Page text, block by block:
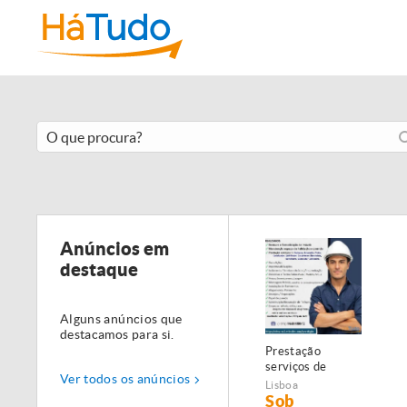
Anúncios em
destaque
Alguns anúncios que
destacamos para si.
Ver todos os anúncios
Prestação
serviços de
Manutenção,
Restauro e
Lisboa
Sob